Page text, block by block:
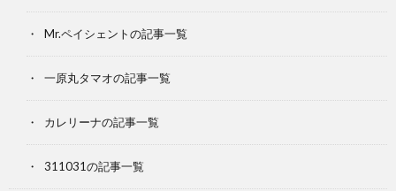
Mr.ペイシェントの記事一覧
一原丸タマオの記事一覧
カレリーナの記事一覧
311031の記事一覧